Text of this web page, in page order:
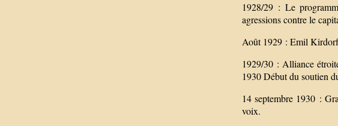
1928/29 : Le
agressions contre le
Août 1929 : Emil
1929/30 : Alliance
1930 Début du soutien
14 septembre 1930 :
voix.